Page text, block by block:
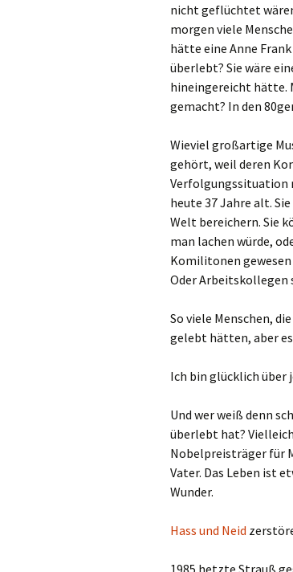
nicht geflüchtet
morgen viele
hätte eine Anne
überlebt? Sie wäre
hineingereicht hätte.
gemacht? In den
Wieviel großartige
gehört, weil deren
Verfolgungssituation
heute 37 Jahre alt.
Welt bereichern. Sie
man lachen würde,
Komilitonen gewesen
Oder Arbeitskollegen
So viele Menschen,
gelebt hätten, aber
Ich bin glücklich über
Und wer weiß denn
überlebt hat?
Nobelpreisträger für
Vater. Das Leben ist
Wunder.
Hass und Neid
1985 hetzte Strauß